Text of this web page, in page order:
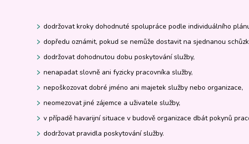
dodržovat kroky dohodnuté spolupráce podle individuálního
dopředu oznámit, pokud se nemůže dostavit na sjednanou
dodržovat dohodnutou dobu poskytování služby,
nenapadat slovně ani fyzicky pracovníka služby,
nepoškozovat dobré jméno ani majetek služby nebo organizace,
neomezovat jiné zájemce a uživatele služby,
v případě havarijní situace v budově organizace dbát pokynů
dodržovat pravidla poskytování služby.